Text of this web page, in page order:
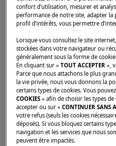
Accueil Concessionnaires
confort d’utilisation, mesurer et
performance de notre site, adapter la
profil d’intérêts, vous permettre
Lorsque vous consultez le site
stockées dans votre navigateur ou
généralement sous la forme de
En cliquant sur «TOUT ACCEPTER »,
Parce que nous attachons le plus
la vie privée, nous vous donnons la
certains types de cookies. Vous
COOKIES » afin de choisir les types
accepter ou sur «CONTINUER SANS
votre refus (seuls les cookies
déposés). Si vous bloquez certains
navigation et les services que nous
peuvent être impactés.